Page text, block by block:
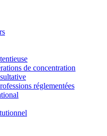
de concentration
réglementées